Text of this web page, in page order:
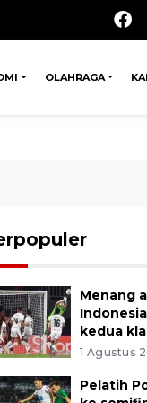
OLAHRAGA
Menang
kedua
1 Agustus
Pelatih